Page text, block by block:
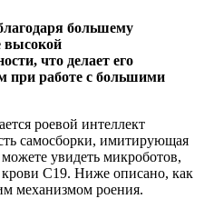
большему
высокой
что делает его
при работе с большими
роевой интеллект
самосборки, имитирующая
увидеть микроботов,
С19. Ниже описано, как
механизмом роения.